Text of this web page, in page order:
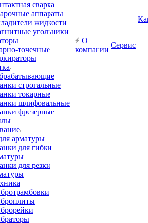
сварка
аппараты
жидкости
угольники
точечные
строгальные
токарные
шлифовальные
фрезерные
арматуры
для гибки
для резки
О
компании
Сервис